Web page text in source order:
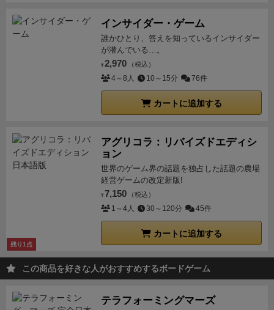
インサイダー・ゲーム
誰かひとり、答えを知っているインサイダー
が潜んでいる…。
¥ 2,970 （税込）
4～8人 10～15分 76件
カートに追加する
残り1点
アグリコラ：リバイズドエディシ
ョン
世界のゲーム界の話題を独占した話題の農場
経営ゲームの改定新版!
¥ 7,150 （税込）
1～4人 30～120分 45件
カートに追加する
この商品を好きな人がおすすめするボードゲーム
テラフォーミングマーズ